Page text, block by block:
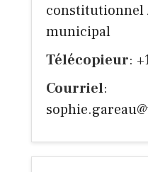
municipal
Télécopieur:
Courriel: